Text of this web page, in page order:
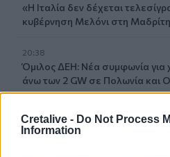
Cretalive - Do Not Process
Information
«Η Ιταλία δεν δέχεται
κυβέρνηση Μελόνι στη Μαδρίτη
20:38
Όμιλος ΔΕΗ: Νέα συμφωνία
άνω των 2 GW σε Πολωνία και
Σε ρυθμούς Σούπερ Καπ στον